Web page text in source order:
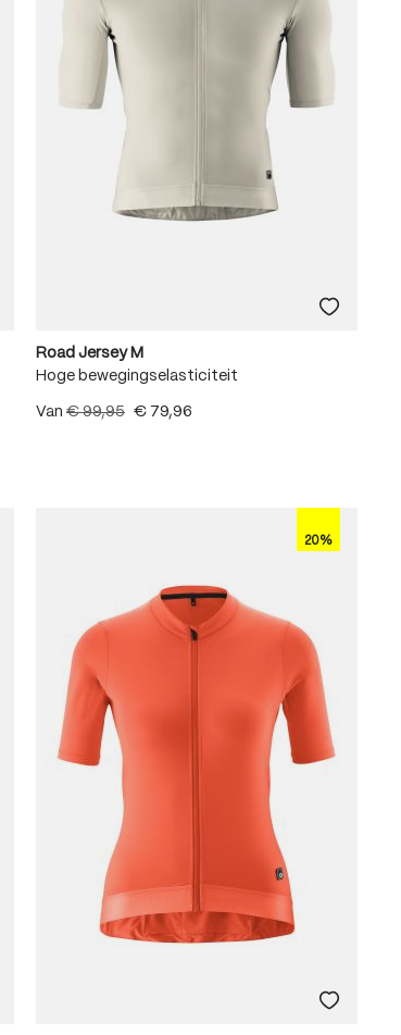
Road Jersey M
Hoge bewegingselasticiteit
Van € 99,95 € 79,96
20%